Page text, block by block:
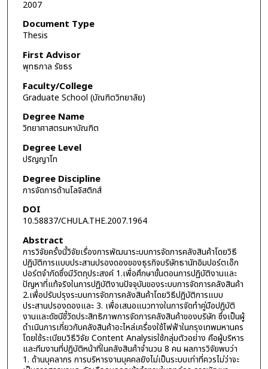
2007
Document Type
Thesis
First Advisor
พุทธกาล รัชธร
Faculty/College
Graduate School (บัณฑิตวิทยาลัย)
Degree Name
วิทยาศาสตรมหาบัณฑิต
Degree Level
ปริญญาโท
Degree Discipline
การจัดการด้านโลจิสติกส์
DOI
10.58837/CHULA.THE.2007.1964
Abstract
การวิจัยครั้งนี้วิจัยเรื่องการพัฒนาระบบการจัดการคลังสินค้าโดยวิธี
ปฏิบัติการแบบประสานปรองดองของธุรกิจบริษัทธานัทอิมปอร์ตเอ๊ก
ปอร์ตจำกัดซึ่งมีวัตถุประสงค์ 1.เพื่อศึกษาขั้นตอนการปฏิบัติงานและ
ปัญหาที่แท้จริงในการปฏิบัติงานปัจจุบันของระบบการจัดการคลังสินค้า
2.เพื่อปรับปรุงระบบการจัดการคลังสินค้าโดยวิธีปฏิบัติการแบบ
ประสานปรองดองและ 3. เพื่อเสนอแนวทางในการจัดทำคู่มือปฏิบัติ
งานและดัชนีชี้วัดประสิทธิภาพการจัดการคลังสินค้าของบริษัท ซึ่งเป็นผู้
ดำเนินการเกี่ยวกับคลังสินค้าอะไหล่เครื่องใช้ไฟฟ้าในกรุงเทพมหานคร
โดยใช้ระเบียบวิธีวิจัย Content Analysisใช้กลุ่มตัวอย่าง คือผู้บริหาร
และทีมงานที่ปฏิบัติหน้าที่ในคลังสินค้าจำนวน 8 คน ผลการวิจัยพบว่า
1. ด้านบุคลากร การบริหารงานบุคคลยังไม่เป็นระบบเท่าที่ควรไม่ว่าจะ